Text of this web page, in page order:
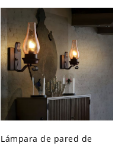
Diseño de Polea - Negro
110 A 120 V
Lámpara de pared de